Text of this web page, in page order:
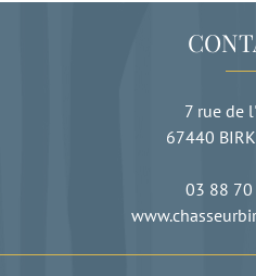
7 rue de
67440
03 88